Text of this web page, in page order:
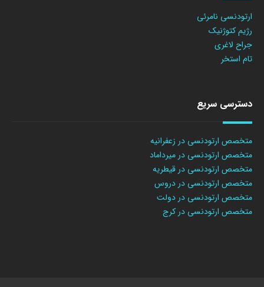
ارتودنسی نامرئی
رژیم کتوژنیک
جراح لاغری
تام استخر
دسترسی سریع
متخصص ارتودنسی در زعفرانیه
متخصص ارتودنسی در میرداماد
متخصص ارتودنسی در قیطریه
متخصص ارتودنسی در دروس
متخصص ارتودنسی در دولت
متخصص ارتودنسی در کرج